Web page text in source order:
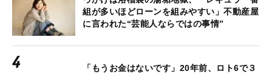
組が多いほどローンを組みやすい」不動産屋
に言われた“芸能人ならではの事情”
「もうお金はないです」20年前、ロト6で３